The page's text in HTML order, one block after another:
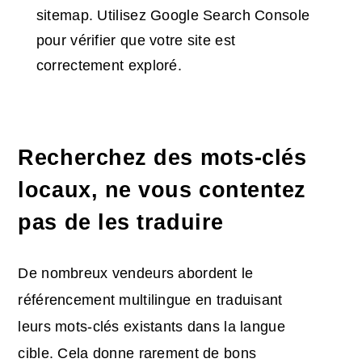
sitemap. Utilisez Google Search Console
pour vérifier que votre site est
correctement exploré.
Recherchez des mots-clés
locaux, ne vous contentez
pas de les traduire
De nombreux vendeurs abordent le
référencement multilingue en traduisant
leurs mots-clés existants dans la langue
cible. Cela donne rarement de bons